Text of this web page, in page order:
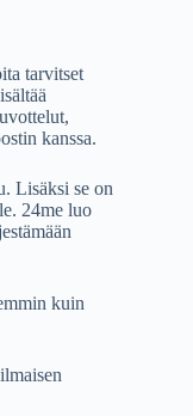
tarvitset
kanssa.
Lisäksi se on
24me luo
kuin